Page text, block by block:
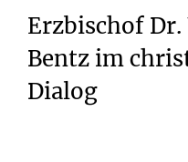
Erzbischof
Bentz im
Dialog